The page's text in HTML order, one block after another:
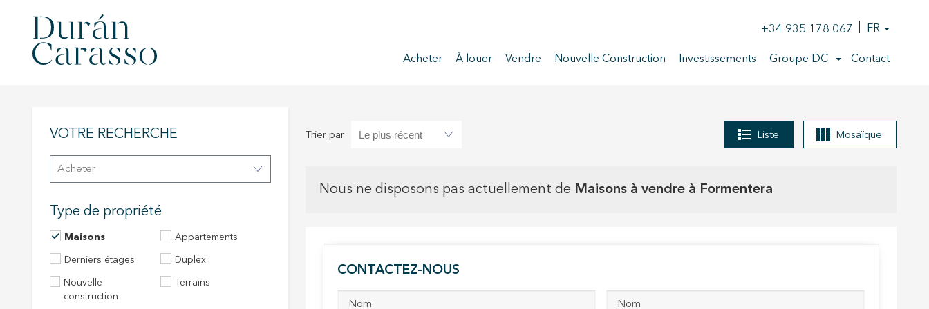
+34 935 178 067 FR
Acheter À louer Vendre Nouvelle Construction Investissements Groupe DC Contact
VOTRE RECHERCHE
Acheter
Type de propriété
Maisons Appartements
Derniers étages Duplex
Nouvelle
construction
Terrains
Trier par Liste Mosaïque
Nous ne disposons pas actuellement de Maisons à vendre à Formentera
CONTACTEZ-NOUS
Modifier les cookies